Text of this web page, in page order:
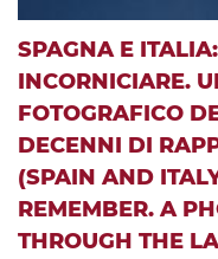
SPAGNA E
INCORNICIARE.
FOTOGRAFICO
DECENNI DI
(SPAIN AND
REMEMBER. A
THROUGH THE